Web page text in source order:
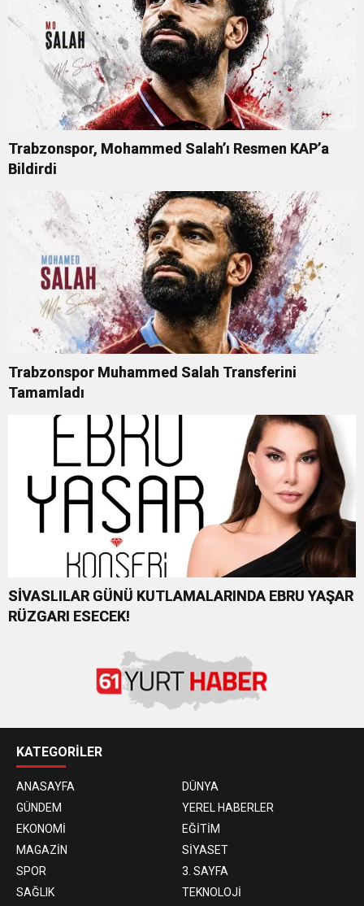
Trabzonspor, Mohammed Salah’ı Resmen KAP’a
Bildirdi
Trabzonspor Muhammed Salah Transferini
Tamamladı
SİVASLILAR GÜNÜ KUTLAMALARINDA EBRU YAŞAR
RÜZGARI ESECEK!
KATEGORİLER
ANASAYFA
DÜNYA
GÜNDEM
YEREL HABERLER
EKONOMİ
EĞİTİM
MAGAZİN
SİYASET
SPOR
3. SAYFA
SAĞLIK
TEKNOLOJİ